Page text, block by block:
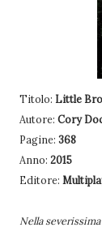
Titolo: Little
Autore: Cory
Pagine: 368
Anno: 2015
Editore:
Nella